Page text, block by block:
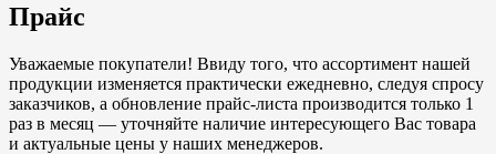
Прайс
Уважаемые покупатели! Ввиду того, что ассортимент нашей
продукции изменяется практически ежедневно, следуя спросу
заказчиков, а обновление прайс-листа производится только 1
раз в месяц — уточняйте наличие интересующего Вас товара
и актуальные цены у наших менеджеров.